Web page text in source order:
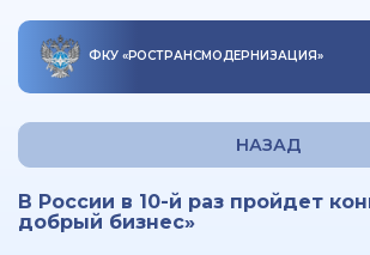
ФКУ «РОСТРАНСМОДЕРНИЗАЦИЯ»
НАЗАД
В России в 10-й раз пройдет
добрый бизнес»